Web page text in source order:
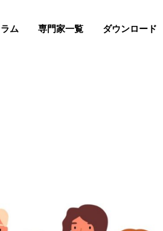
ム 専門家一覧 ダウンロード